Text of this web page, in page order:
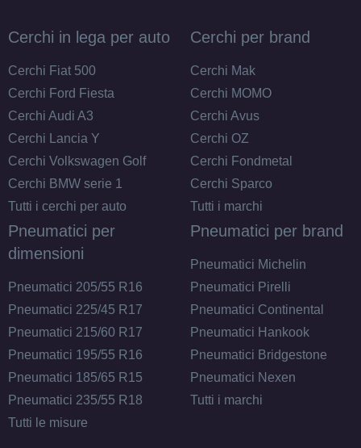
Cerchi in lega per auto
Cerchi Fiat 500
Cerchi Ford Fiesta
Cerchi Audi A3
Cerchi Lancia Y
Cerchi Volkswagen Golf
Cerchi BMW serie 1
Tutti i cerchi per auto
Cerchi per brand
Cerchi Mak
Cerchi MOMO
Cerchi Avus
Cerchi OZ
Cerchi Fondmetal
Cerchi Sparco
Tutti i marchi
Pneumatici per
dimensioni
Pneumatici 205/55 R16
Pneumatici 225/45 R17
Pneumatici 215/60 R17
Pneumatici 195/55 R16
Pneumatici 185/65 R15
Pneumatici 235/55 R18
Tutti le misure
Pneumatici per brand
Pneumatici Michelin
Pneumatici Pirelli
Pneumatici Continental
Pneumatici Hankook
Pneumatici Bridgestone
Pneumatici Nexen
Tutti i marchi